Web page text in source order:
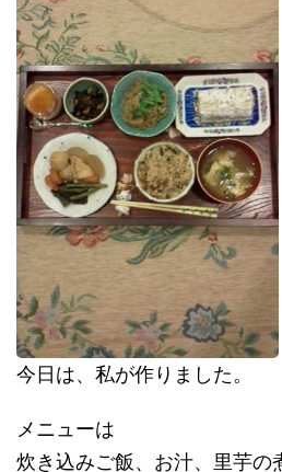
今日は、私が作りました。
メニューは
炊き込みご飯、お汁、里芋の